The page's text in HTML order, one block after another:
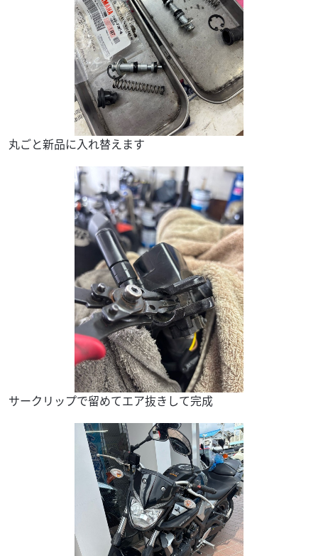
丸ごと新品に入れ替えます
サークリップで留めてエア抜きして完成